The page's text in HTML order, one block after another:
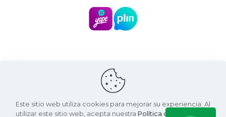
Santa Natura ©2026 | Living Green International SAC
Este sitio web utiliza cookies para mejorar su experiencia. Al
utilizar este sitio web, acepta nuestra Política de Privacidad